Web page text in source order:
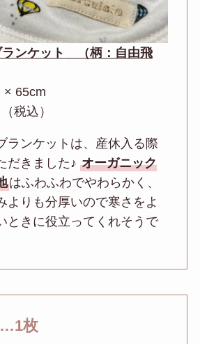
ンケット
（柄：自由飛
× 65cm
税込）
ランケットは、産休入る際
だきました♪ オーガニック
はふわふわでやわらかく、
よりも分厚いので寒さをよ
ときに役立ってくれそうで
枚